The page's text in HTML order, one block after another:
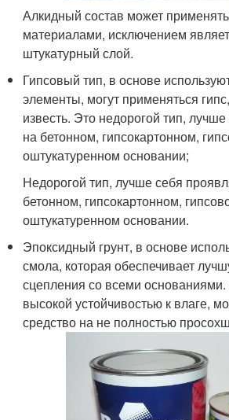
Алкидный состав может
материалами, исключением
штукатурный слой.
Гипсовый тип, в основе
элементы, могут применяться
известь. Это недорогой тип,
на бетонном, гипсокартонном,
оштукатуренном основании;
Недорогой тип, лучше себя
бетонном, гипсокартонном,
оштукатуренном основании.
Эпоксидный грунт, в основе
смола, которая обеспечивает
сцепления со всеми основаниями.
высокой устойчивостью к влаге,
средство на не полностью